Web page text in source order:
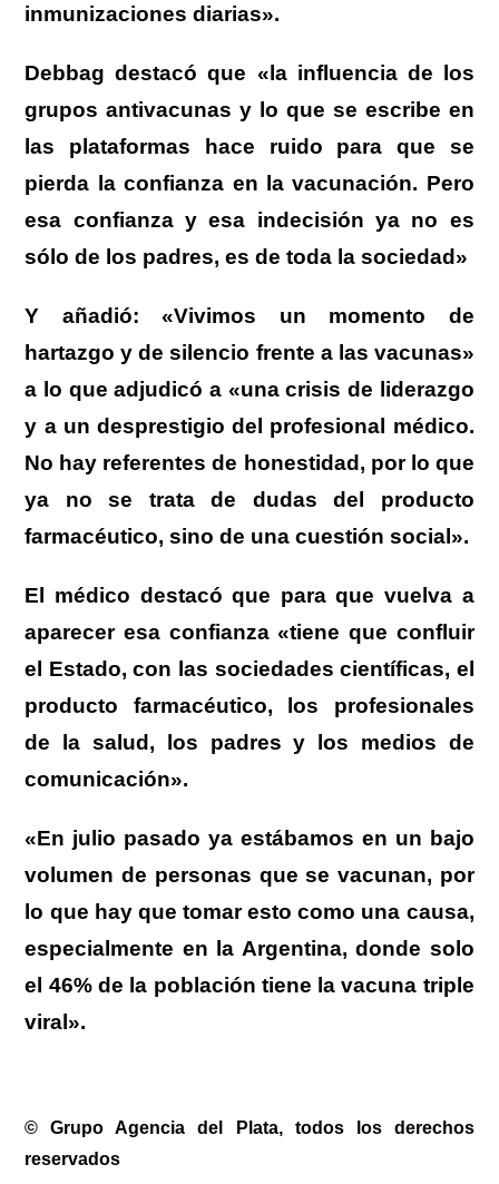
inmunizaciones diarias».
Debbag destacó que «la influencia de los
grupos antivacunas y lo que se escribe en
las plataformas hace ruido para que se
pierda la confianza en la vacunación. Pero
esa confianza y esa indecisión ya no es
sólo de los padres, es de toda la sociedad»
Y añadió: «Vivimos un momento de
hartazgo y de silencio frente a las vacunas»
a lo que adjudicó a «una crisis de liderazgo
y a un desprestigio del profesional médico.
No hay referentes de honestidad, por lo que
ya no se trata de dudas del producto
farmacéutico, sino de una cuestión social».
El médico destacó que para que vuelva a
aparecer esa confianza «tiene que confluir
el Estado, con las sociedades científicas, el
producto farmacéutico, los profesionales
de la salud, los padres y los medios de
comunicación».
«En julio pasado ya estábamos en un bajo
volumen de personas que se vacunan, por
lo que hay que tomar esto como una causa,
especialmente en la Argentina, donde solo
el 46% de la población tiene la vacuna triple
viral».
© Grupo Agencia del Plata, todos los derechos
reservados